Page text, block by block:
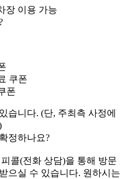
장 이용 가능
쿠폰
폰
습니다. (단, 주최측 사정에
정하나요?
콜(전화 상담)을 통해 방문
으실 수 있습니다. 원하시는